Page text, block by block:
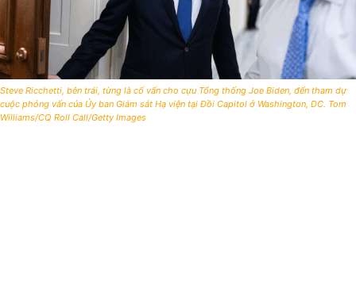
Steve Ricchetti, bên trái, từng là cố vấn cho cựu Tổng thống Joe Biden, đến tham dự
cuộc phỏng vấn của Ủy ban Giám sát Hạ viện tại Đồi Capitol ở Washington, DC. Tom
Williams/CQ Roll Call/Getty Images